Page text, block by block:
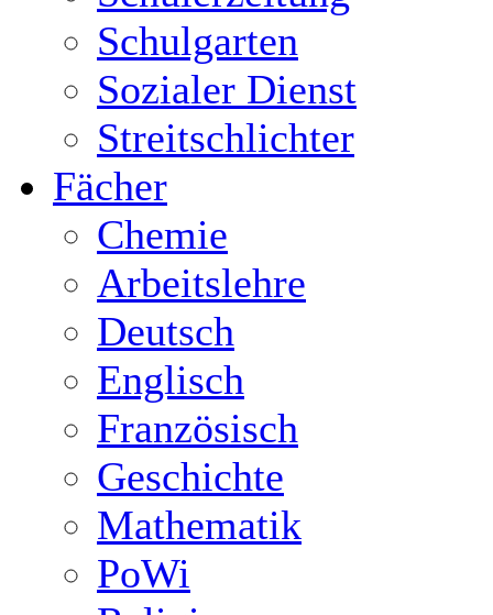
Schulgarten
Sozialer Dienst
Streitschlichter
Fächer
Chemie
Arbeitslehre
Deutsch
Englisch
Französisch
Geschichte
Mathematik
PoWi